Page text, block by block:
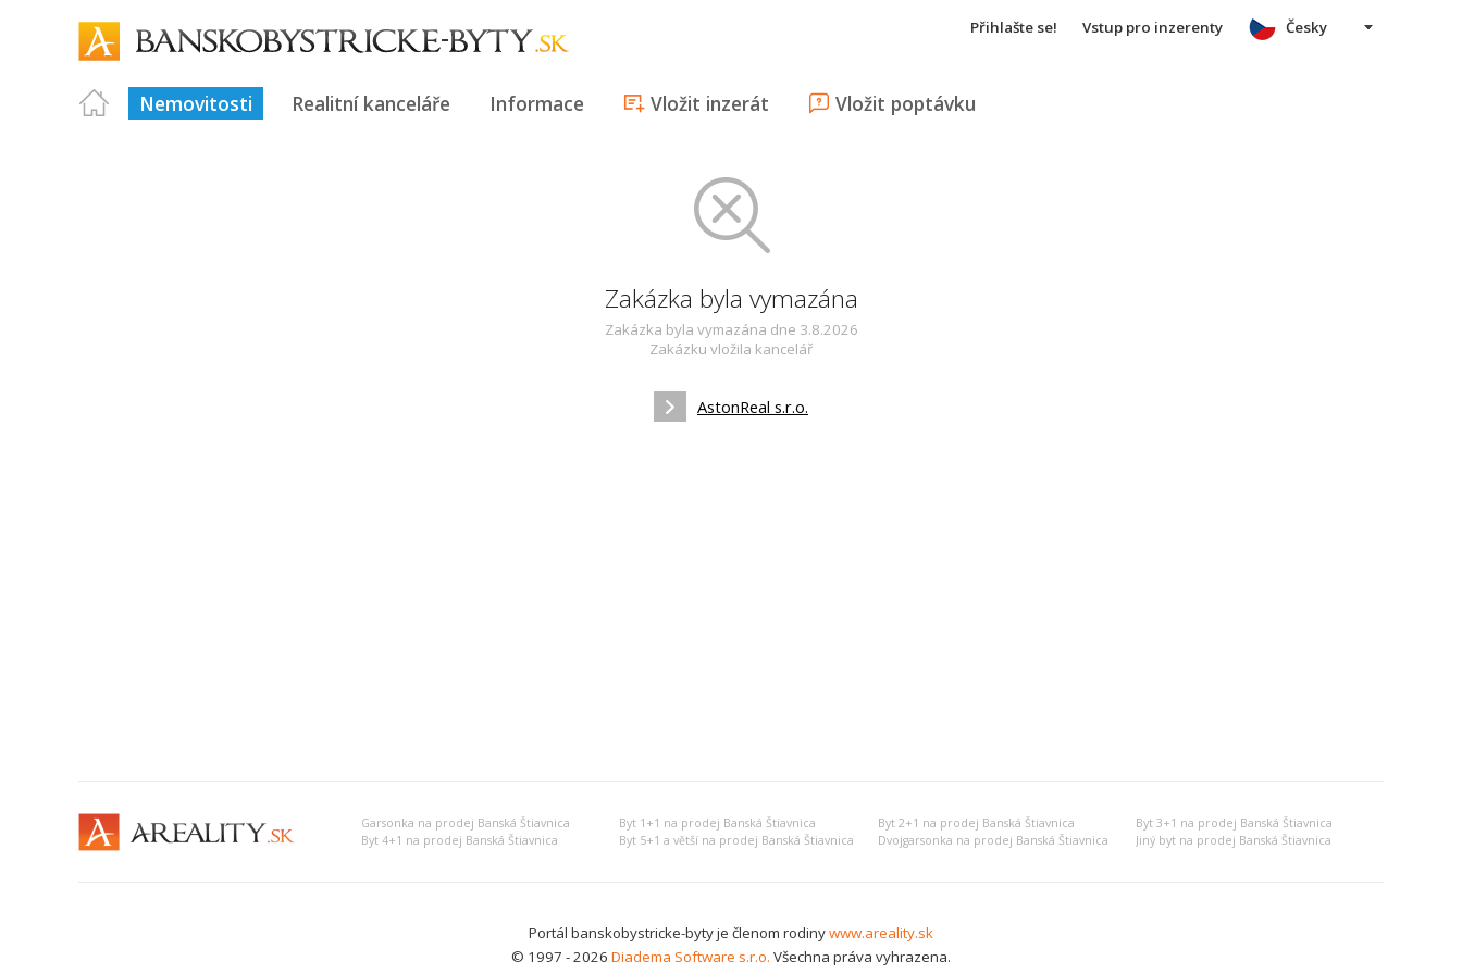
Přihlašte se! Vstup pro inzerenty
Nemovitosti Realitní kanceláře Informace Vložit inzerát Vložit poptávku
Česky
Zakázka byla vymazána
Zakázka byla vymazána dne 3.8.2026
Zakázku vložila kancelář
AstonReal s.r.o.
Garsonka na prodej Banská Štiavnica Byt 1+1 na prodej Banská Štiavnica Byt 2+1 na prodej Banská Štiavnica
Byt 3+1 na prodej Banská Štiavnica
Byt 4+1 na prodej Banská Štiavnica
Byt 5+1 a větší na prodej Banská Štiavnica Dvojgarsonka na prodej Banská Štiavnica Jiný byt na prodej Banská Štiavnica
Portál banskobystricke-byty je členom rodinywww.areality.sk
© 1997 - 2026 Diadema Software s.r.o. Všechna práva vyhrazena.